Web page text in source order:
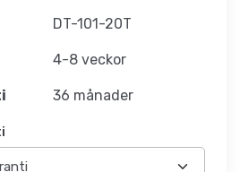
DT-101-20T
4-8 veckor
36 månader